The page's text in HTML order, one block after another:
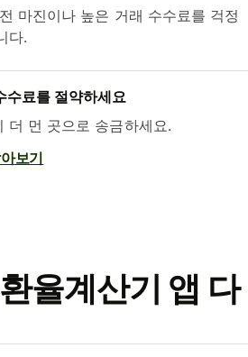
마진이나 높은 거래 수수료를 걱정
다.
수료를 절약하세요
더 먼 곳으로 송금하세요.
보기
율계산기 앱 다